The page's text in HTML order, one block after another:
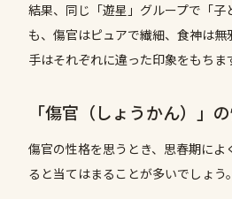
結果、同じ「遊星」グループで「子
も、傷官はピュアで繊細、食神は
手はそれぞれに違った印象をもちま
「傷官（しょうかん）」
傷官の性格を思うとき、思春期によ
ると当てはまることが多いでしょう。